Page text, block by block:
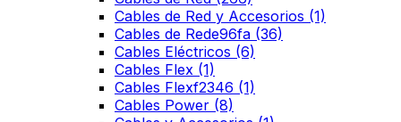
Cables de Red y Accesorios (1)
Cables de Rede96fa (36)
Cables Eléctricos (6)
Cables Flex (1)
Cables Flexf2346 (1)
Cables Power (8)